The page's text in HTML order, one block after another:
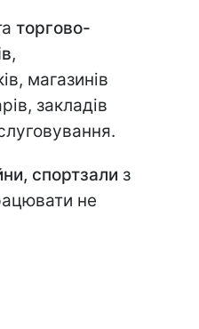
торгово-
,
магазинів
закладів
спортзали з
не